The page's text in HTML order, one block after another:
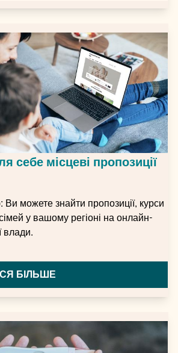
себе місцеві пропозиції
Ви можете знайти пропозиції, курси
у вашому регіоні на онлайн-
влади.
БІЛЬШЕ